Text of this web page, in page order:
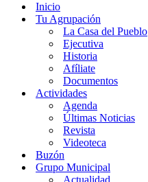
Inicio
Tu Agrupación
La Casa del Pueblo
Ejecutiva
Historia
Afíliate
Documentos
Actividades
Agenda
Últimas Noticias
Revista
Videoteca
Buzón
Grupo Municipal
Actualidad